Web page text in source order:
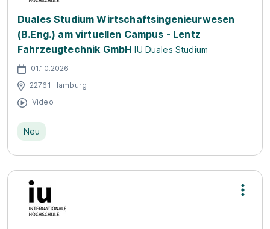
Duales Studium Wirtschaftsingenieurwesen
(B.Eng.) am virtuellen Campus - Lentz
Fahrzeugtechnik GmbH IU Duales Studium
01.10.2026
22761 Hamburg
Video
Neu